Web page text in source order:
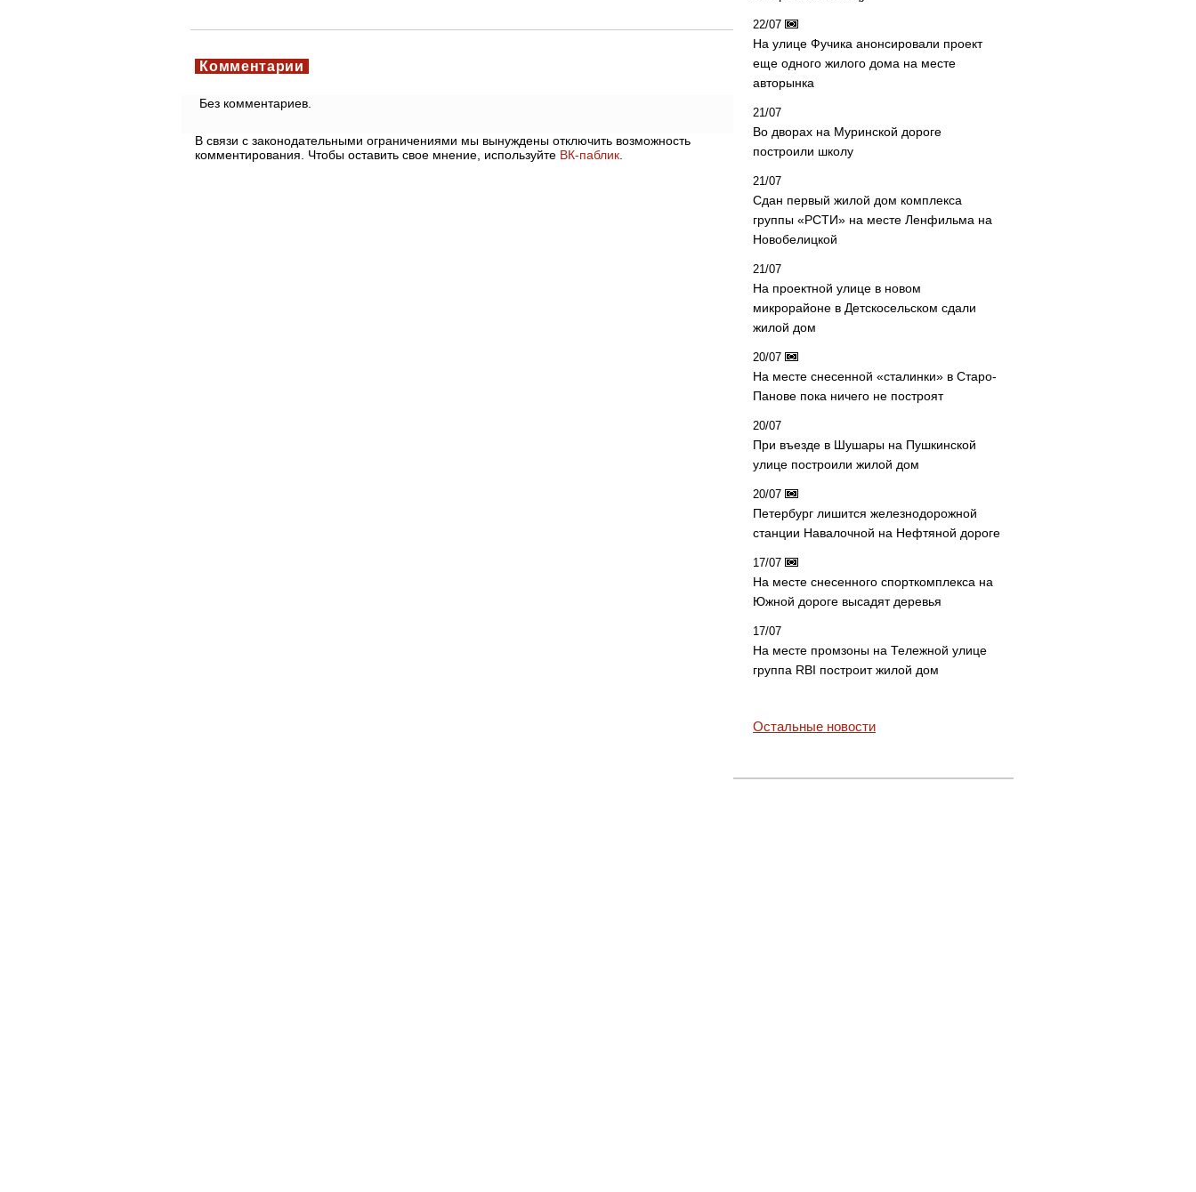
Комментарии
Без комментариев.
В связи с законодательными ограничениями мы вынуждены отключить возможность
комментирования. Чтобы оставить свое мнение, используйте ВК-паблик
22/07
На улице Фучика анонсировали проект
еще одного жилого дома на месте
авторынка
21/07
Во дворах на Муринской дороге
построили школу
21/07
Сдан первый жилой дом комплекса
группы «РСТИ» на месте Ленфильма на
Новобелицкой
21/07
На проектной улице в новом
микрорайоне в Детскосельском сдали
жилой дом
20/07
На месте снесенной «сталинки» в Старо-
Панове пока ничего не построят
20/07
При въезде в Шушары на Пушкинской
улице построили жилой дом
20/07
Петербург лишится железнодорожной
станции Навалочной на Нефтяной дороге
17/07
На месте снесенного спорткомплекса на
Южной дороге высадят деревья
17/07
На месте промзоны на Тележной улице
группа RBI построит жилой дом
Остальные новости